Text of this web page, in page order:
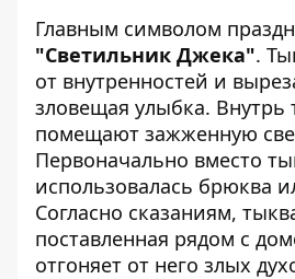
Главным символом
"Светильник Джека".
от внутренностей и
зловещая улыбка. Внутрь
помещают зажженную
Первоначально вместо
использовалась брюква
Согласно сказаниям,
поставленная рядом с
отгоняет от него злых